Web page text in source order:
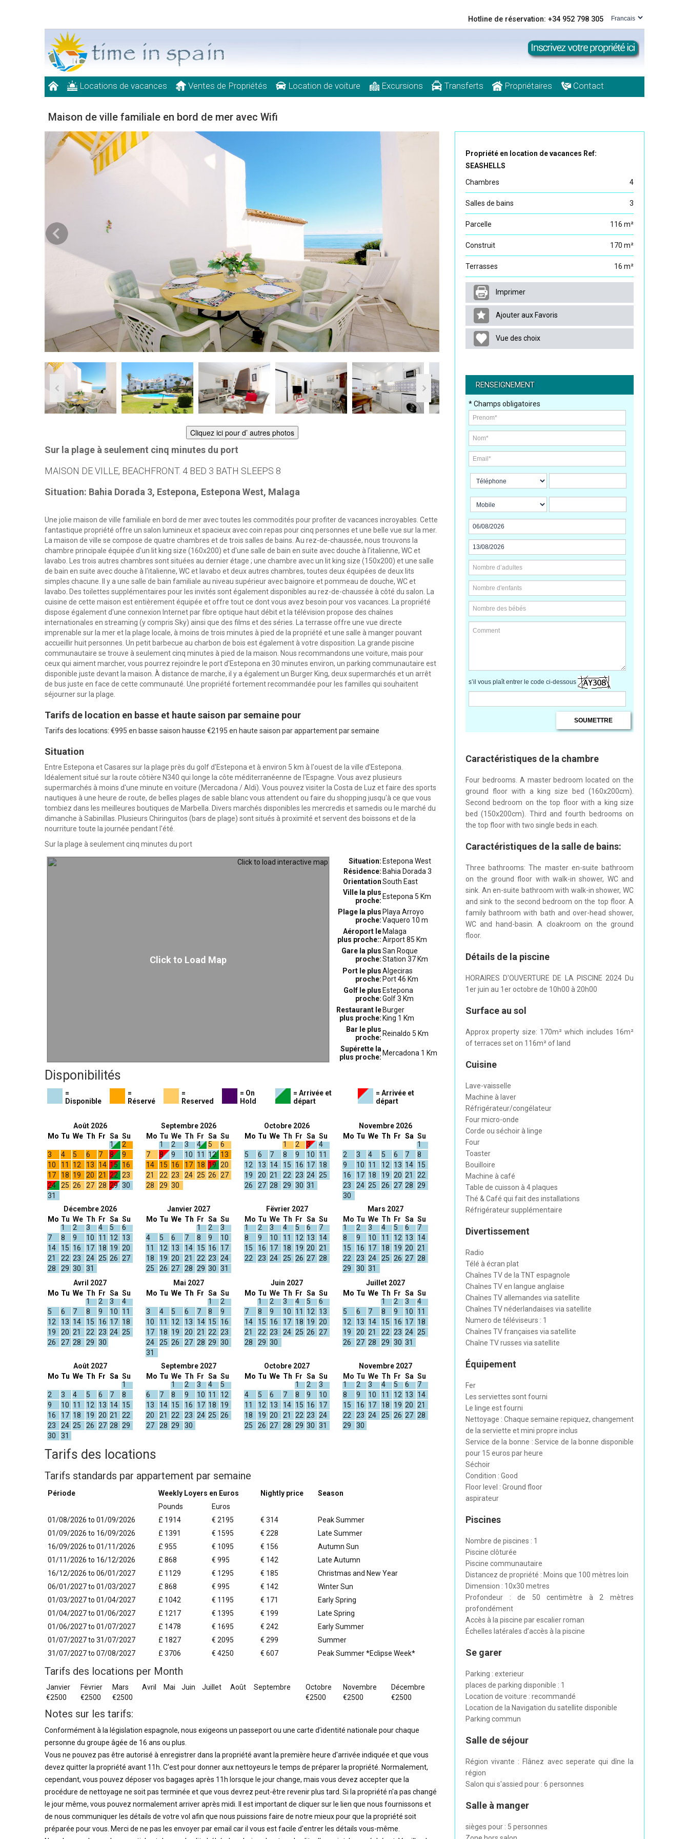
Hotline de réservation: +34 952 798 305
Locations de vacances Ventes de Propriétés Location de voiture Excursions Transferts Propriétaires Contact
Maison de ville familiale en bord de mer avec Wifi
Cliquez ici pour d’ autres photos
Sur la plage à seulement cinq minutes du port
MAISON DE VILLE, BEACHFRONT. 4 BED 3 BATH SLEEPS 8
Situation: Bahia Dorada 3, Estepona, Estepona West, Malaga
Une jolie maison de ville familiale en bord de mer avec toutes les commodités pour profiter de vacances incroyables. Cette
fantastique propriété offre un salon lumineux et spacieux avec coin repas pour cinq personnes et une belle vue sur la mer.
La maison de ville se compose de quatre chambres et de trois salles de bains. Au rez-de-chaussée, nous trouvons la
chambre principale équipée d'un lit king size (160x200) et d'une salle de bain en suite avec douche à l'italienne, WC et
lavabo. Les trois autres chambres sont situées au dernier étage ; une chambre avec un lit king size (150x200) et une salle
de bain en suite avec douche à l'italienne, WC et lavabo et deux autres chambres, toutes deux équipées de deux lits
simples chacune. Il y a une salle de bain familiale au niveau supérieur avec baignoire et pommeau de douche, WC et
lavabo. Des toilettes supplémentaires pour les invités sont également disponibles au rez-de-chaussée à côté du salon. La
cuisine de cette maison est entièrement équipée et offre tout ce dont vous avez besoin pour vos vacances. La propriété
dispose également d'une connexion Internet par fibre optique haut débit et la télévision propose des chaînes
internationales en streaming (y compris Sky) ainsi que des films et des séries. La terrasse offre une vue directe
imprenable sur la mer et la plage locale, à moins de trois minutes à pied de la propriété et une salle à manger pouvant
accueillir huit personnes. Un petit barbecue au charbon de bois est également à votre disposition. La grande piscine
communautaire se trouve à seulement cinq minutes à pied de la maison. Nous recommandons une voiture, mais pour
ceux qui aiment marcher, vous pourrez rejoindre le port d'Estepona en 30 minutes environ, un parking communautaire est
disponible juste devant la maison. À distance de marche, il y a également un Burger King, deux supermarchés et un arrêt
de bus juste en face de cette communauté. Une propriété fortement recommandée pour les familles qui souhaitent
séjourner sur la plage.
Tarifs de location en basse et haute saison par semaine pour
Tarifs des locations: €995 en basse saison hausse €2195 en haute saison par appartement par semaine
Situation
Entre Estepona et Casares sur la plage près du golf d'Estepona et à environ 5 km à l'ouest de la ville d'Estepona.
Idéalement situé sur la route côtière N340 qui longe la côte méditerranéenne de l'Espagne. Vous avez plusieurs
supermarchés à moins d'une minute en voiture (Mercadona / Aldi). Vous pouvez visiter la Costa de Luz et faire des sports
nautiques à une heure de route, de belles plages de sable blanc vous attendent ou faire du shopping jusqu'à ce que vous
tombiez dans les meilleures boutiques de Marbella. Divers marchés disponibles les mercredis et samedis ou le marché du
dimanche à Sabinillas. Plusieurs Chiringuitos (bars de plage) sont situés à proximité et servent des boissons et de la
nourriture toute la journée pendant l'été.
Sur la plage à seulement cinq minutes du port
Click to Load Map
Situation: Estepona West
Résidence: Bahia Dorada 3
OrientationSouth East
Ville la plus
proche: Estepona 5 Km
Plage la plus
proche:
Playa Arroyo
Vaquero 10 m
Aéroport le
plus proche::
Malaga
Airport 85 Km
Gare la plus
proche:
San Roque
Station 37 Km
Port le plus
proche:
Algeciras
Port 46 Km
Golf le plus
proche:
Estepona
Golf 3 Km
Restaurant le
plus proche:
Burger
King 1 Km
Bar le plus
proche: Reinaldo 5 Km
Supérette la
plus proche: Mercadona 1 Km
Disponibilités
=
Disponible
=
Réservé
=
Reserved
= On
Hold
= Arrivée et
départ
= Arrivée et
départ
Août 2026
Mo Tu We Th Fr Sa
1
Su
2
3
4 5 6 7 8
9
10
11 12 13 14 15 16
17
18 19 20 21 22 23
24
25 26 27 28 29 30
31
Septembre 2026
Mo Tu
1
We
2
Th
3
Fr
4
Sa
5
Su
6
7
8 9 10 11 12 13
14
15 16 17 18 19 20
21
22 23 24 25 26 27
28
29 30
Octobre 2026
Mo Tu We Th
1
Fr
2
Sa
3
Su
4
5
6 7 8 9 10
11
12
13 14 15 16 17 18
19
20 21 22 23 24 25
26
27 28 29 30 31
Novembre 2026
Mo Tu We Th Fr Sa Su
1
2
3 4 5 6 7
8
9
10 11 12 13 14 15
16
17 18 19 20 21
22
23
24 25 26 27 28 29
30
Décembre 2026
Mo Tu
1
We
2
Th
3
Fr
4
Sa
5
Su
6
7
8 9 10 11 12
13
14
15 16 17 18 19 20
21
22 23 24 25 26 27
28
29 30 31
Janvier 2027
Mo Tu We Th
Fr
1
Sa
2
Su
3
4
5 6 7 8 9
10
11
12 13 14 15 16
17
18
19 20 21 22 23 24
25
26 27 28 29 30 31
Fëvrier 2027
Mo
1
Tu
2
We
3
Th
4
Fr
5
Sa
6
Su
7
8
9 10 11 12 13
14
15
16 17 18 19 20 21
22
23 24 25 26 27 28
Mars 2027
Mo
1
Tu
2
We
3
Th
4
Fr
5
Sa
6
Su
7
8
9 10 11 12 13
14
15
16 17 18 19 20 21
22
23 24 25 26 27 28
29
30 31
Avril 2027
Mo Tu We Th
1
Fr
2
Sa
3
Su
4
5
6 7 8 9 10
11
12
13 14 15 16 17 18
19
20 21 22 23 24 25
26
27 28 29 30
Mai 2027
Mo Tu We Th Fr Sa
1
Su
2
3
4 5 6 7 8
9
10
11 12 13 14 15
16
17
18 19 20 21 22 23
24
25 26 27 28 29 30
31
Juin 2027
Mo Tu
1
We
2
Th
3
Fr
4
Sa
5
Su
6
7
8 9 10 11 12
13
14
15 16 17 18 19 20
21
22 23 24 25 26 27
28
29 30
Juillet 2027
Mo Tu We Th
1
Fr
2
Sa
3
Su
4
5
6 7 8 9 10
11
12
13 14 15 16 17 18
19
20 21 22 23 24 25
26
27 28 29 30 31
Août 2027
Mo Tu We Th Fr Sa Su
1
2
3 4 5 6 7
8
9
10 11 12 13 14 15
16
17 18 19 20 21
22
23
24 25 26 27 28 29
30
31
Septembre 2027
Mo Tu We
1
Th
2
Fr
3
Sa
4
Su
5
6
7 8 9 10 11
12
13
14 15 16 17 18
19
20
21 22 23 24 25 26
27
28 29 30
Octobre 2027
Mo Tu We Th
Fr
1
Sa
2
Su
3
4
5 6 7 8 9
10
11
12 13 14 15 16
17
18
19 20 21 22 23 24
25
26 27 28 29 30 31
Novembre 2027
Mo
1
Tu
2
We
3
Th
4
Fr
5
Sa
6
Su
7
8
9 10 11 12 13
14
15
16 17 18 19 20 21
22
23 24 25 26 27 28
29
30
Tarifs des locations
Tarifs standards par appartement par semaine
Période Weekly Loyers en Euros Nightly price
Season
Pounds
Euros
01/08/2026 to 01/09/2026
£ 1914 € 2195 € 314
Peak Summer
01/09/2026 to 16/09/2026
£ 1391 € 1595 € 228
Late Summer
16/09/2026 to 01/11/2026
£ 955 € 1095 € 156
Autumn Sun
01/11/2026 to 16/12/2026
£ 868 € 995 € 142
Late Autumn
16/12/2026 to 06/01/2027
£ 1129 € 1295 € 185
Christmas and New Year
06/01/2027 to 01/03/2027
£ 868 € 995 € 142
Winter Sun
01/03/2027 to 01/04/2027
£ 1042 € 1195 € 171
Early Spring
01/04/2027 to 01/06/2027
£ 1217 € 1395 € 199
Late Spring
01/06/2027 to 01/07/2027
£ 1478 € 1695 € 242
Early Summer
01/07/2027 to 31/07/2027
£ 1827 € 2095 € 299
Summer
31/07/2027 to 07/08/2027
£ 3706 € 4250 € 607 Peak Summer *Eclipse Week*
Tarifs des locations per Month
Janvier Fëvrier Mars Avril Mai Juin Juillet Août Septembre Octobre Novembre
Décembre
€2500
€2500 €2500 €2500 €2500 €2500
Notes sur les tarifs:
Conformément à la législation espagnole, nous exigeons un passeport ou une carte d’identité nationale pour chaque
personne du groupe âgée de 16 ans ou plus.
Vous ne pouvez pas être autorisé à enregistrer dans la propriété avant la première heure d'arrivée indiquée et que vous
devez quitter la propriété avant 11h. C'est pour donner aux nettoyeurs le temps de préparer la propriété. Normalement,
cependant, vous pouvez déposer vos bagages après 11h lorsque le jour change, mais vous devez accepter que la
procédure de nettoyage ne soit pas terminée et que vous devrez peut-être revenir plus tard. Si la propriété n'a pas changé
le jour même, vous pouvez normalement arriver après midi. Il est important de cliquer sur le lien que nous fournissons et
de nous communiquer les détails de votre vol afin que nous puissions faire de notre mieux pour que la propriété soit
préparée pour vous. Merci de ne pas les envoyer par email car il vous est facile d'entrer les détails vous-même.
Propriété en location de vacances Ref:
SEASHELLS
Chambres
4
Salles de bains 3
Parcelle 116 m²
Construit 170 m²
Terrasses 16 m²
Imprimer
Ajouter aux Favoris
Vue des choix
RENSEIGNEMENT
* Champs obligatoires
s’il vous plaît entrer le code ci-dessous
Caractéristiques de la chambre
Four bedrooms. A master bedroom located on the
ground floor with a king size bed (160x200cm).
Second bedroom on the top floor with a king size
bed (150x200cm). Third and fourth bedrooms on
the top floor with two single beds in each.
Caractéristiques de la salle de bains:
Three bathrooms: The master en-suite bathroom
on the ground floor with walk-in shower, WC and
sink. An en-suite bathroom with walk-in shower, WC
and sink to the second bedroom on the top floor. A
family bathroom with bath and over-head shower,
WC and hand-basin. A cloakroom on the ground
floor.
Détails de la piscine
HORAIRES D'OUVERTURE DE LA PISCINE 2024 Du
1er juin au 1er octobre de 10h00 à 20h00
Surface au sol
Approx property size: 170m² which includes 16m²
of terraces set on 116m² of land
Cuisine
Lave-vaisselle
Machine à laver
Réfrigérateur/congélateur
Four micro-onde
Corde ou séchoir à linge
Four
Toaster
Bouilloire
Machine à café
Table de cuisson à 4 plaques
Thé & Café qui fait des installations
Réfrigérateur supplémentaire
Divertissement
Radio
Télé à écran plat
Chaînes TV de la TNT espagnole
Chaînes TV en langue anglaise
Chaînes TV allemandes via satellite
Chaînes TV néderlandaises via satellite
Numero de téléviseurs : 1
Chaînes TV françaises via satellite
Chaîne TV russes via satellite
Équipement
Fer
Les serviettes sont fourni
Le linge est fourni
Nettoyage : Chaque semaine repiquez, changement
de la serviette et mini propre inclus
Service de la bonne : Service de la bonne disponible
pour 15 euros par heure
Séchoir
Condition : Good
Floor level : Ground floor
aspirateur
Piscines
Nombre de piscines : 1
Piscine clôturée
Piscine communautaire
Distancez de propriété : Moins que 100 mètres loin
Dimension : 10x30 metres
Profondeur : de 50 centimètre à 2 mètres
profondément
Accès à la piscine par escalier roman
Échelles latérales d’accès à la piscine
Se garer
Parking : exterieur
places de parking disponible : 1
Location de voiture : recommandé
Location de la Navigation du satellite disponible
Parking commun
Salle de séjour
Région vivante : Flânez avec seperate qui dîne la
région
Salon qui s'assied pour : 6 personnes
Salle à manger
sièges pour : 5 personnes